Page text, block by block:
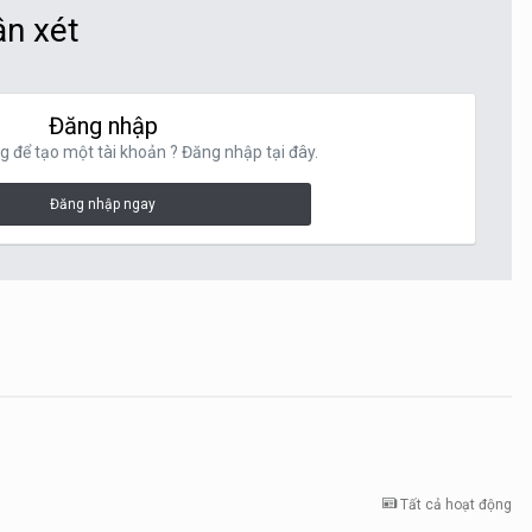
xét
Đăng nhập
để tạo một tài khoản ? Đăng nhập tại đây.
Đăng nhập ngay
Tất cả hoạt động